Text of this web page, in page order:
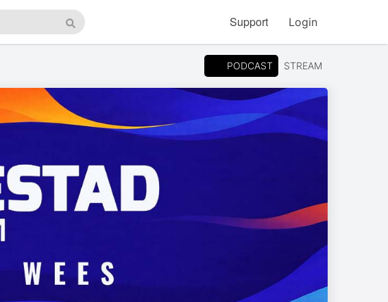
Search
Support Login
PODCAST STREAM